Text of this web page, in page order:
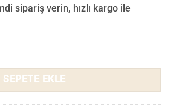
sipariş verin, hızlı kargo ile
adet
SEPETE EKLE